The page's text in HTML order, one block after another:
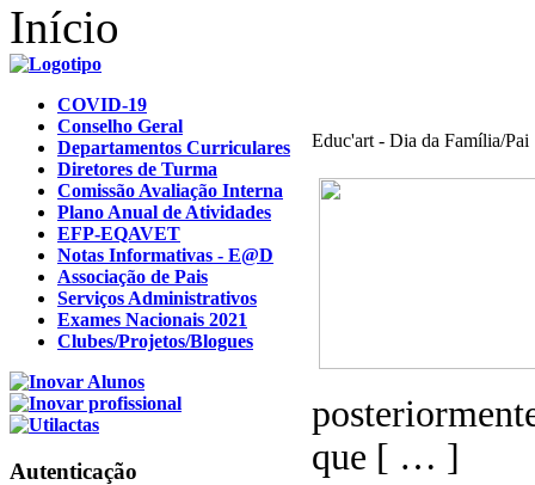
Início
Educ'art - Dia da Família/Pai
que [ … ]
COVID-19
Conselho Geral
Departamentos Curriculares
Diretores de Turma
Comissão Avaliação Interna
Plano Anual de Atividades
EFP-EQAVET
Notas Informativas - E@D
Associação de Pais
Serviços Administrativos
Exames Nacionais 2021
Clubes/Projetos/Blogues
Autenticação